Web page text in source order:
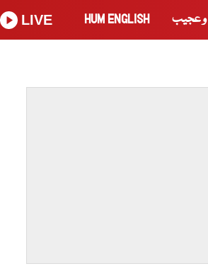
عجیب HUM ENGLISH
LIVE